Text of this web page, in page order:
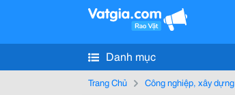
Danh mục
Trang Chủ Công nghiệp, xây dựng